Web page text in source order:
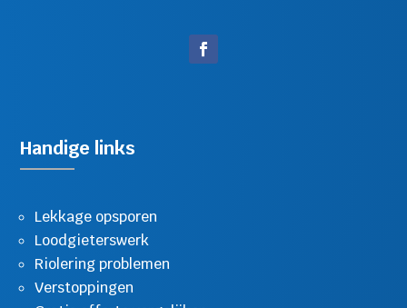
Handige links
Lekkage opsporen
Loodgieterswerk
Riolering problemen
Verstoppingen